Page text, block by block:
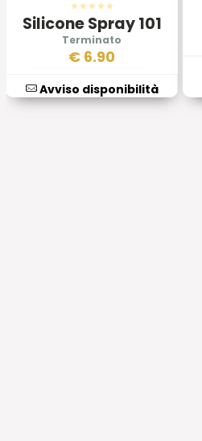
Silicone Spray 101
INC
€ 6.90
Avviso disponibilità